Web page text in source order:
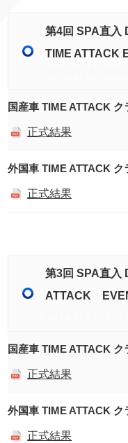
第4回 SPA直入
TIME ATTACK
国産車 TIME ATTACK
正式結果
外国車 TIME ATTACK
正式結果
第3回 SPA直入
ATTACK
国産車 TIME ATTACK
正式結果
外国車 TIME ATTACK
正式結果